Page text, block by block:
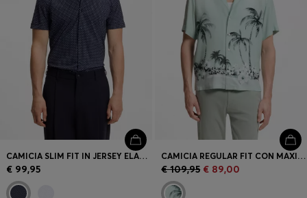
CAMICIA SLIM FIT IN JERSEY ELASTICIZZATO AD ALTE PRESTAZIONI CON STAMPA
€ 99,95
CAMICIA REGULAR FIT CON MAXI STAMPA
€ 109,95 € 89,00